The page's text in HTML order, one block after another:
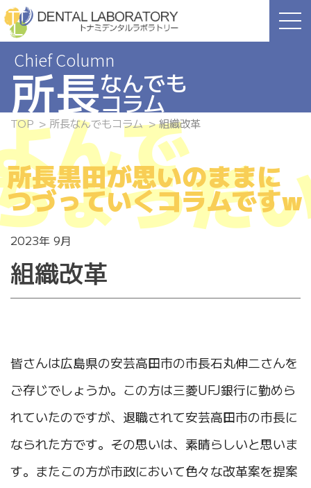
Skip
to
the
content
TOP 所長なんでもコラム 組織改革
所長なんでも
コラム
2023年 9月
組織改革
所長黒田が思いのままに
つづっていくコラムですw
んで
ょうだ
皆さんは広島県の安芸高田市の市長石丸伸二さんを
ご存じでしょうか。この方は三菱UFJ銀行に勤めら
れていたのですが、退職されて安芸高田市の市長に
なられた方です。その思いは、素晴らしいと思いま
す。またこの方が市政において色々な改革案を提案